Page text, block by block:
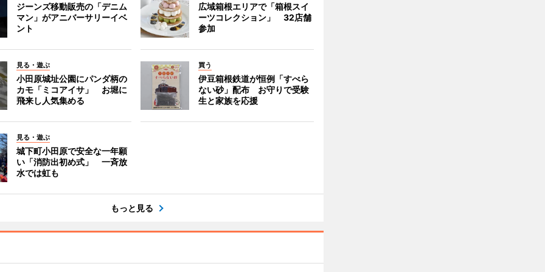
ジーンズ移動販売の「デニム
マン」がアニバーサリーイベ
ント
広域箱根エリアで「箱根スイ
ーツコレクション」 32店舗
参加
見る・遊ぶ
小田原城址公園にパンダ柄の
カモ「ミコアイサ」 お堀に
飛来し人気集める
買う
伊豆箱根鉄道が恒例「すべら
ない砂」配布 お守りで受験
生と家族を応援
見る・遊ぶ
城下町小田原で安全な一年願
い「消防出初め式」 一斉放
水では虹も
もっと見る